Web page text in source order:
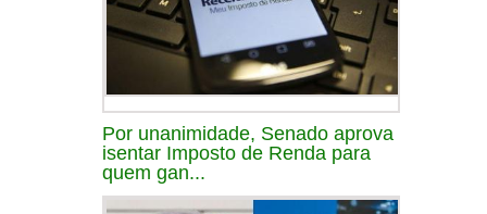
Por unanimidade, Senado aprova
isentar Imposto de Renda para
quem gan...